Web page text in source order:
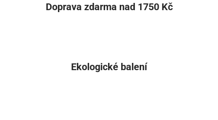
Doprava zdarma nad 1750 Kč
Ekologické balení